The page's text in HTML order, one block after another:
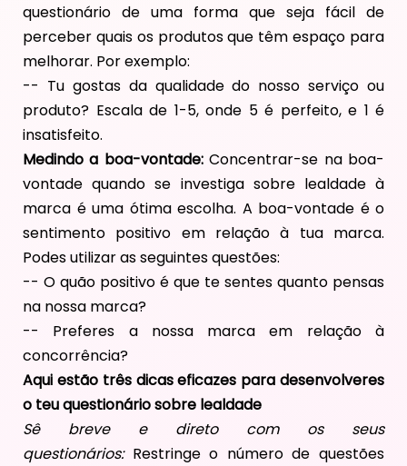
questionário de uma forma que seja fácil de
perceber quais os produtos que têm espaço para
melhorar. Por exemplo:
-- Tu gostas da qualidade do nosso serviço ou
produto? Escala de 1-5, onde 5 é perfeito, e 1 é
insatisfeito.
Medindo a boa-vontade:Concentrar-se na boa-
vontade quando se investiga sobre lealdade à
marca é uma ótima escolha. A boa-vontade é o
sentimento positivo em relação à tua marca.
Podes utilizar as seguintes questões:
-- O quão positivo é que te sentes quanto pensas
na nossa marca?
-- Preferes a nossa marca em relação à
concorrência?
Aqui estão três dicas eficazes para desenvolveres
o teu questionário sobre lealdade
Sê breve e direto com os seus
questionários: Restringe o número de questões